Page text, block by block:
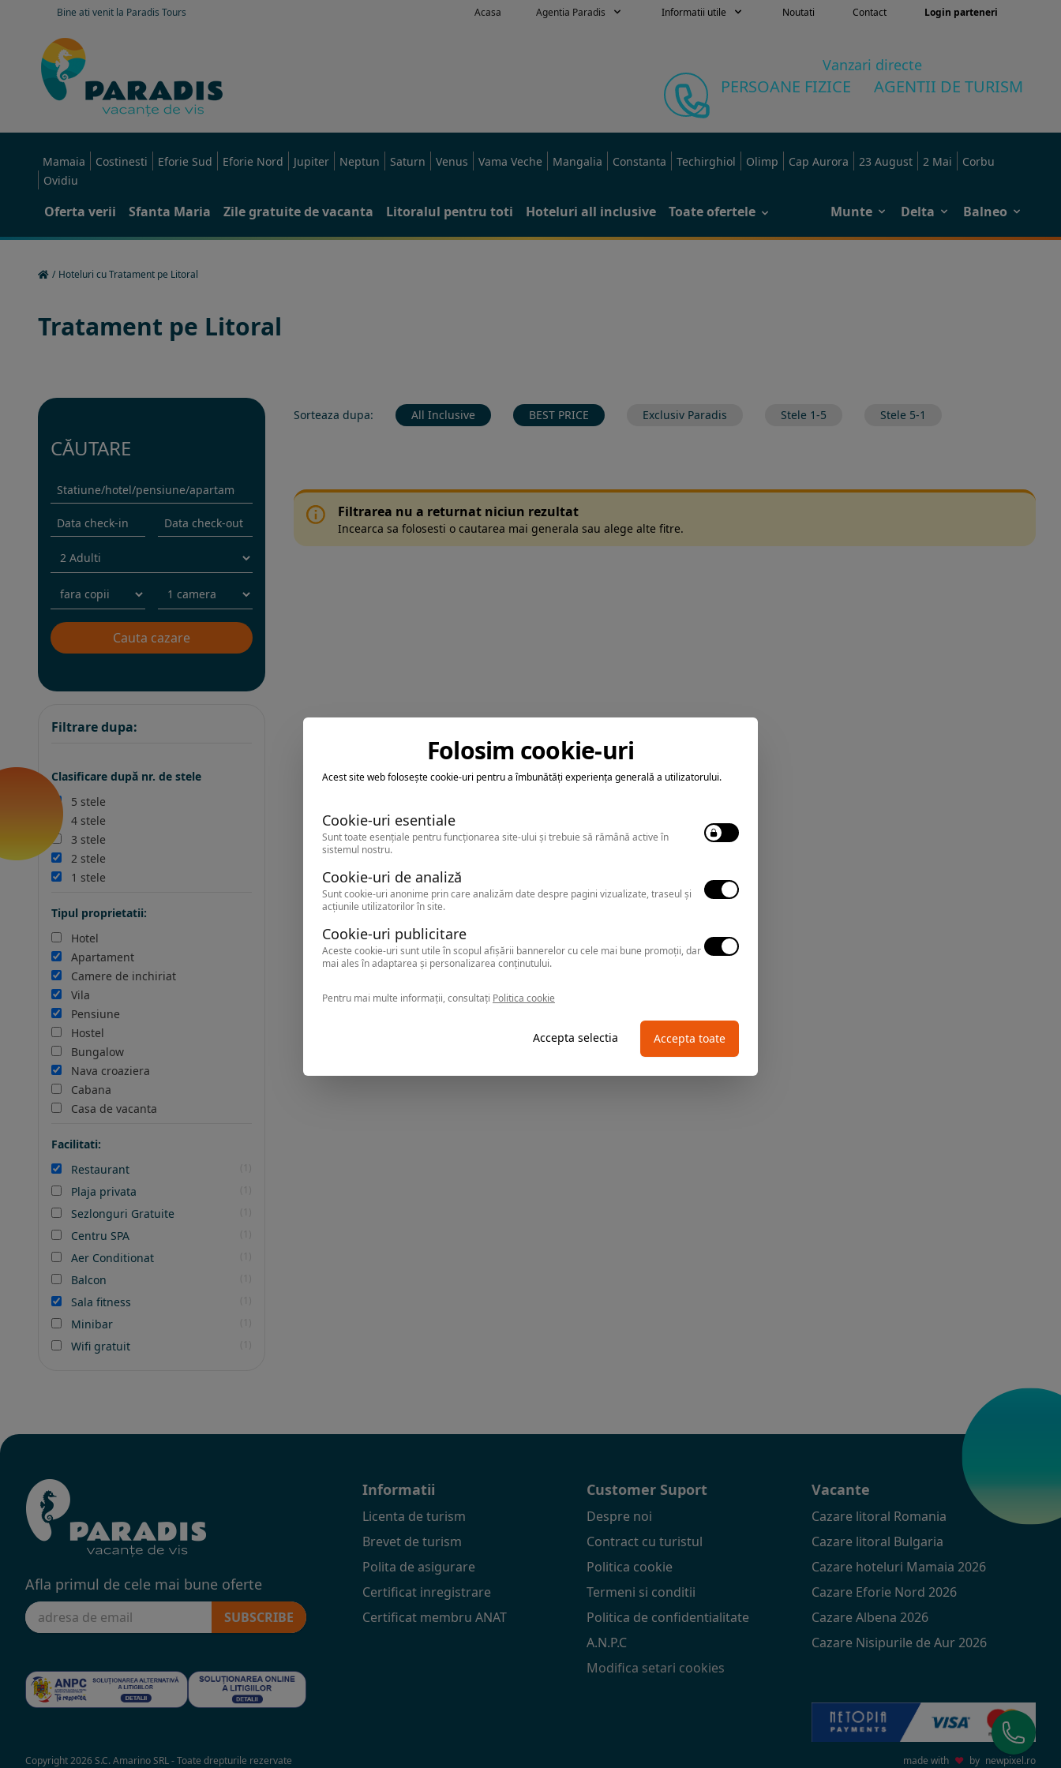
Bine ati venit la Paradis Tours Acasa Agentia Paradis Informatii utile Noutati Contact Login parteneri
Vanzari directe
PERSOANE FIZICE AGENTII DE TURISM
Mamaia Costinesti Eforie Sud Eforie Nord Jupiter Neptun Saturn Venus Vama Veche Mangalia Constanta Techirghiol Olimp Cap Aurora 23 August 2 Mai
Corbu
Ovidiu
Oferta verii Sfanta Maria Zile gratuite de vacanta Litoralul pentru toti Hoteluri all inclusive Toate ofertele Munte Delta Balneo
/ Hoteluri cu Tratament pe Litoral
Tratament pe Litoral
CĂUTARE
Filtrare dupa:
Clasificare după nr. de stele
5 stele
4 stele
3 stele
2 stele
1 stele
Tipul proprietatii:
Hotel
Apartament
Camere de inchiriat
Vila
Pensiune
Hostel
Bungalow
Nava croaziera
Cabana
Casa de vacanta
Facilitati:
Restaurant
Plaja privata
Sezlonguri Gratuite
Centru SPA
Aer Conditionat
Balcon
Sala fitness
Minibar
Wifi gratuit
Sorteaza dupa: All Inclusive BEST PRICE Exclusiv Paradis Stele 1-5 Stele 5-1
Filtrarea nu a returnat niciun rezultat
Incearca sa folosesti o cautarea mai generala sau alege alte fitre.
Afla primul de cele mai bune oferte
SUBSCRIBE
Informatii
Licenta de turism
Brevet de turism
Polita de asigurare
Certificat inregistrare
Certificat membru ANAT
Customer Suport
Despre noi
Contract cu turistul
Politica cookie
Termeni si conditii
Politica de confidentialitate
A.N.P.C
Modifica setari cookies
Vacante
Cazare litoral Romania
Cazare litoral Bulgaria
Cazare hoteluri Mamaia 2026
Cazare Eforie Nord 2026
Cazare Albena 2026
Cazare Nisipurile de Aur 2026
Copyright 2026 S.C. Amarino SRL - Toate drepturile rezervate
made with ♥ by newpixel.ro
Folosim cookie-uri
Acest site web folosește cookie-uri pentru a îmbunătăți experiența generală a utilizatorului.
Cookie-uri esentiale
Sunt toate esențiale pentru funcționarea site-ului și trebuie să rămână active în
sistemul nostru.
Cookie-uri de analiză
Sunt cookie-uri anonime prin care analizăm date despre pagini vizualizate, traseul și
acțiunile utilizatorilor în site.
Cookie-uri publicitare
Aceste cookie-uri sunt utile în scopul afișării bannerelor cu cele mai bune promoții, dar
mai ales în adaptarea și personalizarea conținutului.
Pentru mai multe informații, consultați Politica cookie
Accepta selectia Accepta toate